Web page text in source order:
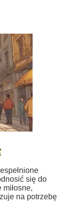
się do
na potrzebę